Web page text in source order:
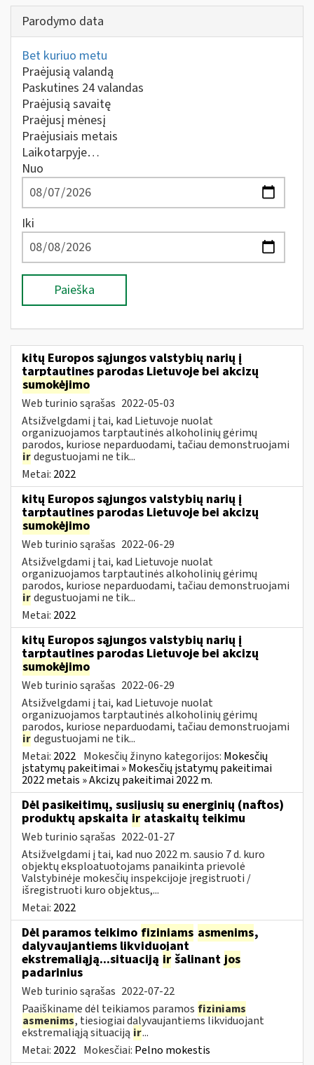
Parodymo data
Bet kuriuo metu
Praėjusią valandą
Paskutines 24 valandas
Praėjusią savaitę
Praėjusį mėnesį
Praėjusiais metais
Laikotarpyje…
Nuo
Iki
Paieška
kitų Europos sąjungos valstybių narių į
tarptautines parodas Lietuvoje bei akcizų
sumokėjimo
Web turinio sąrašas 2022-05-03
Atsižvelgdami į tai, kad Lietuvoje nuolat
organizuojamos tarptautinės alkoholinių gėrimų
parodos, kuriose neparduodami, tačiau demonstruojami
irdegustuojami ne tik...
Metai: 2022
kitų Europos sąjungos valstybių narių į
tarptautines parodas Lietuvoje bei akcizų
sumokėjimo
Web turinio sąrašas 2022-06-29
Atsižvelgdami į tai, kad Lietuvoje nuolat
organizuojamos tarptautinės alkoholinių gėrimų
parodos, kuriose neparduodami, tačiau demonstruojami
irdegustuojami ne tik...
Metai: 2022
kitų Europos sąjungos valstybių narių į
tarptautines parodas Lietuvoje bei akcizų
sumokėjimo
Web turinio sąrašas 2022-06-29
Atsižvelgdami į tai, kad Lietuvoje nuolat
organizuojamos tarptautinės alkoholinių gėrimų
parodos, kuriose neparduodami, tačiau demonstruojami
irdegustuojami ne tik...
Metai: 2022 Mokesčių žinyno kategorijos: Mokesčių
įstatymų pakeitimai » Mokesčių įstatymų pakeitimai
2022 metais » Akcizų pakeitimai 2022 m.
Dėl pasikeitimų, susijusių su energinių (naftos)
produktų apskaita ir ataskaitų teikimu
Web turinio sąrašas 2022-01-27
Atsižvelgdami į tai, kad nuo 2022 m. sausio 7 d. kuro
objektų eksploatuotojams panaikinta prievolė
Valstybinėje mokesčių inspekcijoje įregistruoti /
išregistruoti kuro objektus,...
Metai: 2022
Dėl paramos teikimo fiziniams asmenims,
dalyvaujantiems likviduojant
ekstremaliąją...situaciją ir šalinant jos
padarinius
Web turinio sąrašas 2022-07-22
Paaiškiname dėl teikiamos paramos fiziniams
asmenims, tiesiogiai dalyvaujantiems likviduojant
ekstremaliąją situaciją ir...
Metai: 2022 Mokesčiai: Pelno mokestis